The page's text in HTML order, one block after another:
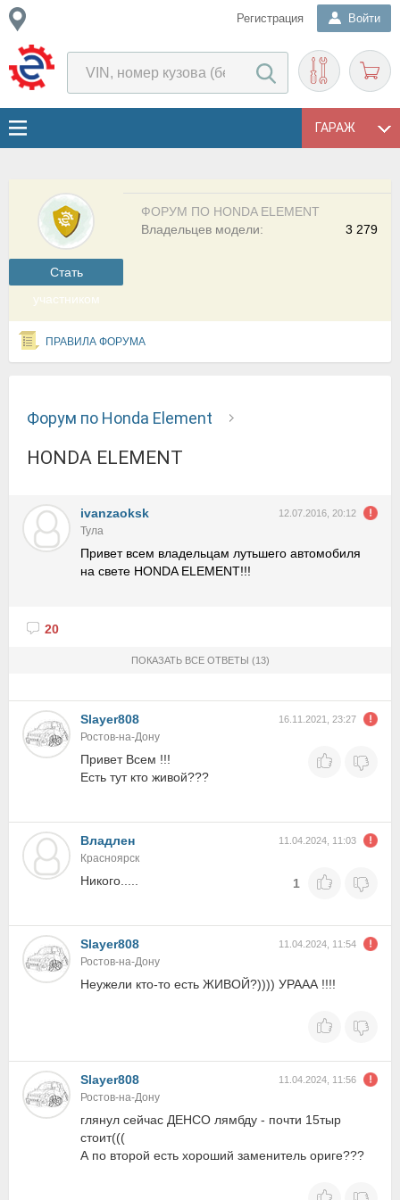
Регистрация Войти
ГАРАЖ
Cтать
участником
ФОРУМ ПО HONDA ELEMENT
3 279
Владельцев модели:
ПРАВИЛА ФОРУМА
Форум по Honda Element
HONDA ELEMENT
ivanzaoksk 12.07.2016, 20:12
Тула
Привет всем владельцам лутьшего автомобиля
на свете HONDA ELEMENT!!!
20
ПОКАЗАТЬ ВСЕ ОТВЕТЫ (13)
Slayer808 16.11.2021, 23:27
Ростов-на-Дону
Привет Всем !!!
Есть тут кто живой???
Владлен 11.04.2024, 11:03
Красноярск
Никого..... 1
Slayer808 11.04.2024, 11:54
Ростов-на-Дону
Неужели кто-то есть ЖИВОЙ?)))) УРААА !!!!
Slayer808 11.04.2024, 11:56
Ростов-на-Дону
глянул сейчас ДЕНСО лямбду - почти 15тыр
стоит(((
А по второй есть хороший заменитель ориге???